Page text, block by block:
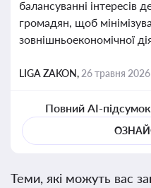
балансуванні інтересів
громадян, щоб
зовнішньоекономічної
LIGA ZAKON, 26 травня 2026
Повний AI-
Теми, які можуть вас